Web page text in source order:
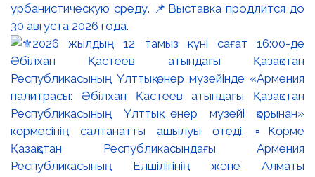
урбанистическую среду. 📌Выставка продлится до
30 августа 2026 года.